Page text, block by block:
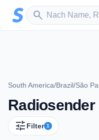
Zum Hauptinhalt springen
search
Sender suchen
South America/Brazil/São
tune Filter 1